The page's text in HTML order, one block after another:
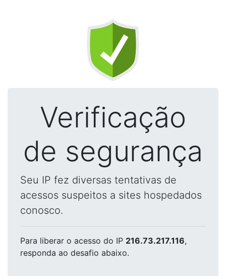
Verificação
de segurança
Seu IP fez diversas tentativas de
acessos suspeitos a sites hospedados
conosco.
Para liberar o acesso do IP 216.73.217.116,
responda ao desafio abaixo.